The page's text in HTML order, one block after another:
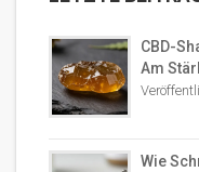
CBD-
Am
Wie